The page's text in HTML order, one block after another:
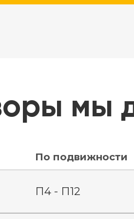
мы
По подвижности
П4 - П12